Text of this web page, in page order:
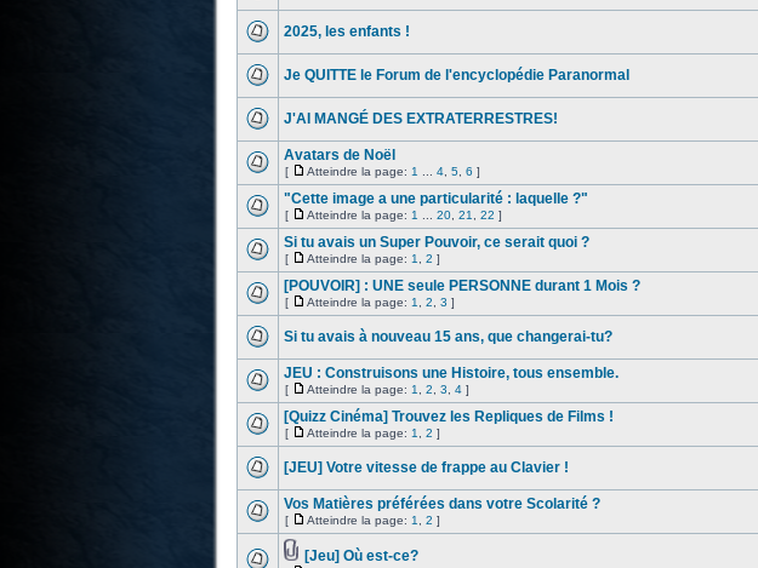
2025, les enfants !
Je QUITTE le Forum de l'encyclopédie Paranormal
J'AI MANGÉ DES EXTRATERRESTRES!
Avatars de Noël
[ Atteindre la page: 1 4, 5, 6 ]
"Cette image a une particularité : laquelle ?"
[ Atteindre la page: 1 20, 21 22 ]
Si tu avais un Super Pouvoir, ce serait quoi ?
[ Atteindre la page: 1 2 ]
[POUVOIR] : UNE seule PERSONNE durant 1 Mois ?
[ Atteindre la page: 1 2 3 ]
Si tu avais à nouveau 15 ans, que changerai-tu?
JEU : Construisons une Histoire, tous ensemble.
[ Atteindre la page: 1 2 3 4]
[Quizz Cinéma] Trouvez les Repliques de Films !
[ Atteindre la page: 1 2 ]
[JEU] Votre vitesse de frappe au Clavier !
Vos Matières préférées dans votre Scolarité ?
[ Atteindre la page: 1 2 ]
[Jeu] Où est-ce?